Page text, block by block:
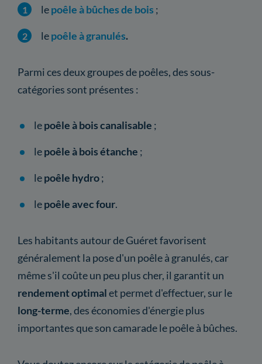
lepoêle à bûches de bois ;
lepoêle à granulés.
Parmi ces deux groupes de poêles, des sous-
catégories sont présentes :
lepoêle à bois canalisable ;
lepoêle à bois étanche ;
lepoêle hydro;
lepoêle avec four.
Les habitants autour de Guéret favorisent
généralement la pose d'un poêle à granulés, car
même s'il coûte un peu plus cher, il garantit un
rendement optimalet permet d'effectuer, sur le
long-terme, des économies d'énergie plus
importantes que son camarade le poêle à bûches.